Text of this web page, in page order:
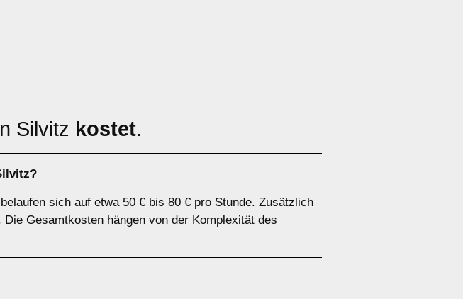
Silvitz kostet.
sich auf etwa 50 € bis 80 € pro Stunde. Zusätzlich
Gesamtkosten hängen von der Komplexität des